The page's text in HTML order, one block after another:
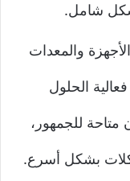
شامل.
والمعدات
الحلول
متاحة للجمهور،
بشكل أسرع.